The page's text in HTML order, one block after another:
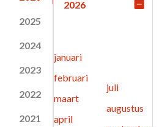
2025
2024
2023
2022
2021
2026
januari
februari
maart
april
juli
augustus